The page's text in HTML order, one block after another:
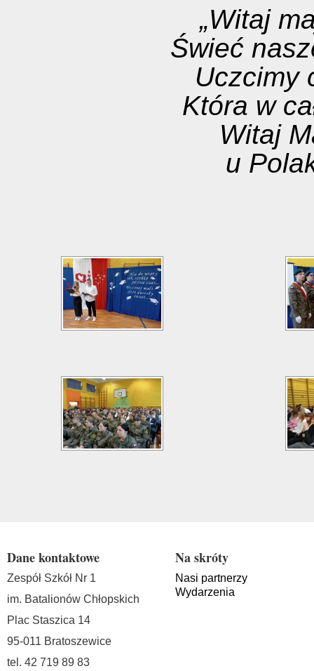
„Witaj
Świeć
Uczcimy
Która w
Witaj
u
Dane kontaktowe
Zespół Szkół Nr 1
im. Batalionów Chłopskich
Plac Staszica 14
95-011 Bratoszewice
tel. 42 719 89 83
Na skróty
Nasi partnerzy
Wydarzenia